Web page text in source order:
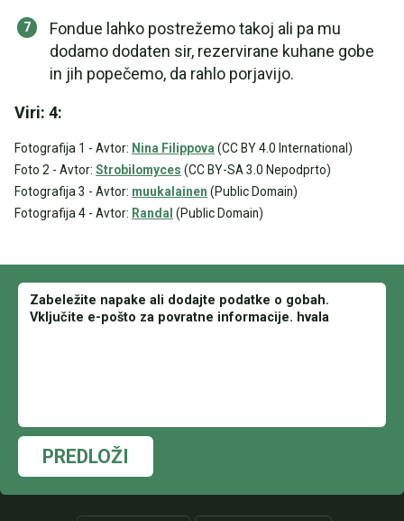
Fondue lahko postrežemo takoj ali pa mu
dodamo dodaten sir, rezervirane kuhane gobe
in jih popečemo, da rahlo porjavijo.
Viri: 4:
Fotografija 1 - Avtor: Nina Filippova (CC BY 4.0 International)
Foto 2 - Avtor: Strobilomyces (CC BY-SA 3.0 Nepodprto)
Fotografija 3 - Avtor: muukalainen (Public Domain)
Fotografija 4 - Avtor: Randal (Public Domain)
PREDLOŽI